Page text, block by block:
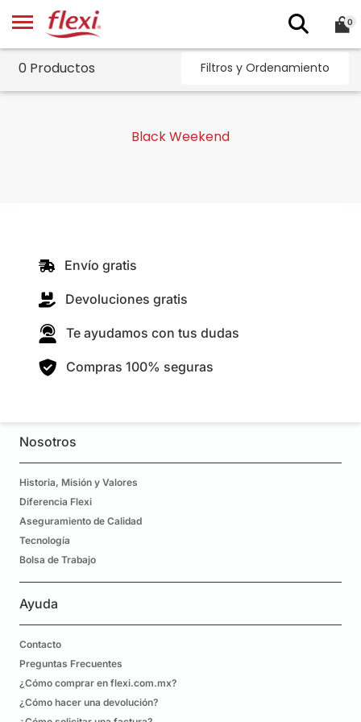
0
0 Productos Filtros y Ordenamiento
Black Weekend
Envío gratis
Devoluciones gratis
Te ayudamos con tus dudas
Compras 100% seguras
Nosotros
Historia, Misión y Valores
Diferencia Flexi
Aseguramiento de Calidad
Tecnología
Bolsa de Trabajo
Ayuda
Contacto
Preguntas Frecuentes
¿Cómo comprar en flexi.com.mx?
¿Cómo hacer una devolución?